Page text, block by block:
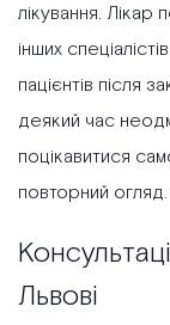
лікування. Лікар
інших
пацієнтів після
деякий час
поцікавитися
повторний огляд.
Львові